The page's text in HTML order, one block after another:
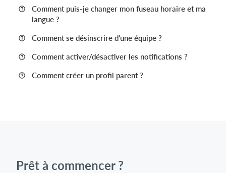
Comment puis-je changer mon fuseau horaire et ma
langue ?
Comment se désinscrire d'une équipe ?
Comment activer/désactiver les notifications ?
Comment créer un profil parent ?
Prêt à commencer ?